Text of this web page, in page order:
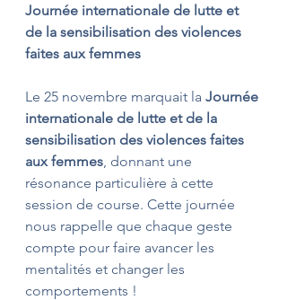
Journée internationale de lutte et
de la sensibilisation des violences
faites aux femmes
Le 25 novembre marquait la Journée
internationale de lutte et de la
sensibilisation des violences faites
aux femmes , donnant une
résonance particulière à cette
session de course. Cette journée
nous rappelle que chaque geste
compte pour faire avancer les
mentalités et changer les
comportements !